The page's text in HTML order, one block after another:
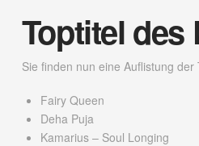
Toptitel
Sie finden nun eine Auflistung der
Fairy Queen
Deha Puja
Kamarius – Soul Longing